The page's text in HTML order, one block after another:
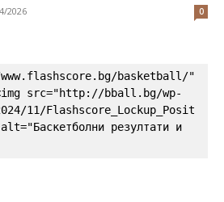
2026 0
basketball/"
src="http://bball.bg/wp-
11/Flashscore_Lockup_Posit
резултати и